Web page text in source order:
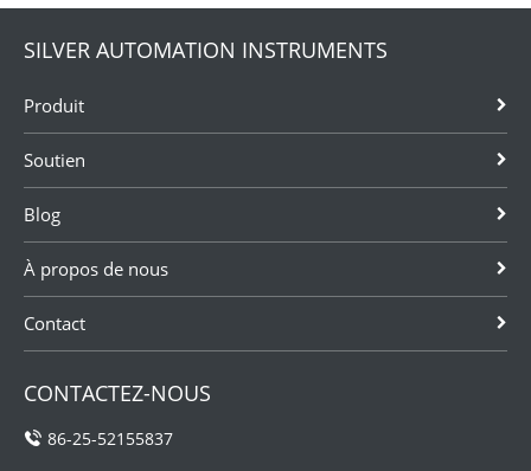
SILVER AUTOMATION INSTRUMENTS
Produit
Soutien
Blog
À propos de nous
Contact
CONTACTEZ-NOUS
86-25-52155837